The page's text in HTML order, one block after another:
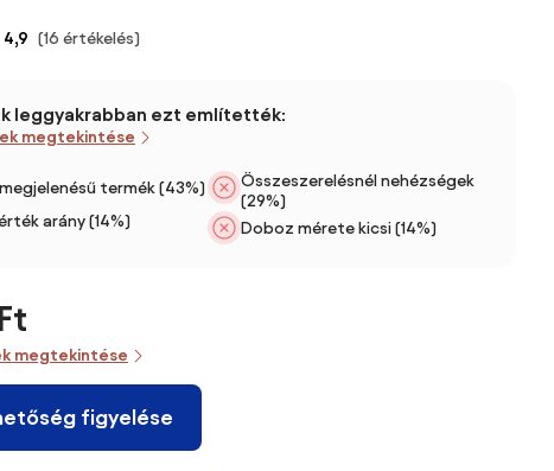
4,9 (16 értékelés)
leggyakrabban ezt említették:
megtekintése
termék (43%)
arány (14%)
Összeszerelésnél nehézségek
(29%)
Doboz mérete kicsi (14%)
megtekintése
figyelése